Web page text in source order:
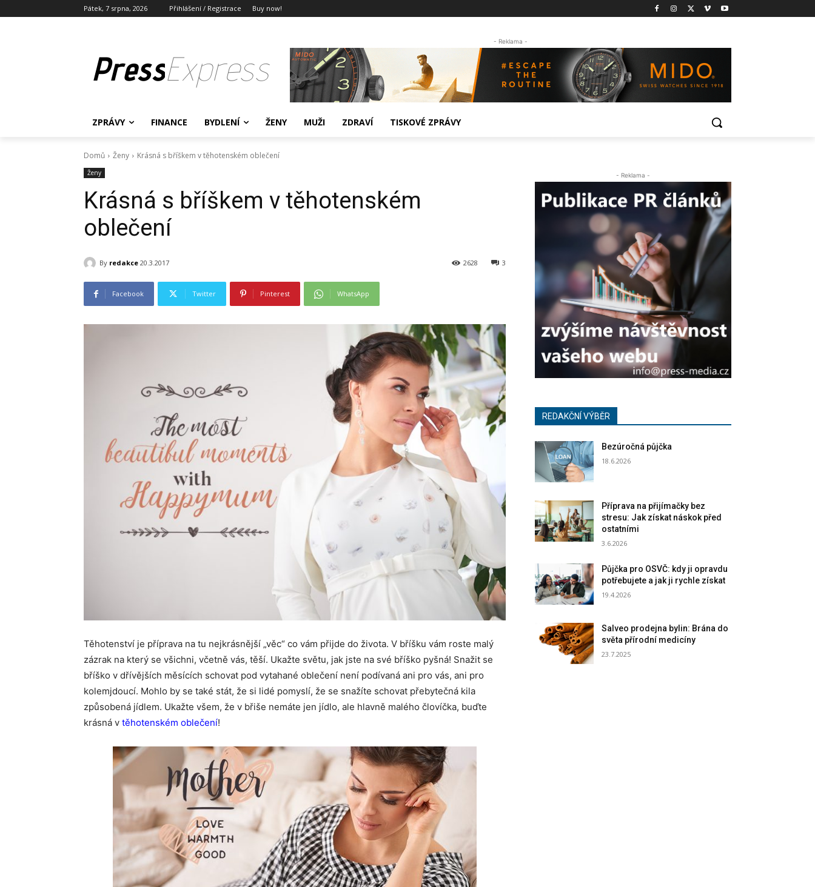
Pátek, 7 srpna, 2026 Přihlášení / Registrace Buy now!
PressExpress
- Reklama -
ZPRÁVY FINANCE BYDLENÍ ŽENY MUŽI ZDRAVÍ TISKOVÉ ZPRÁVY
Domů Ženy Krásná s bříškem v těhotenském oblečení
Ženy
Krásná s bříškem v těhotenském
oblečení
By redakce 20.3.2017 3
2628
Facebook Twitter Pinterest WhatsApp
Těhotenství je příprava na tu nejkrásnější „věc“ co vám přijde do života. V bříšku vám roste malý
zázrak na který se všichni, včetně vás, těší. Ukažte světu, jak jste na své bříško pyšná! Snažit se
bříško v dřívějších měsících schovat pod vytahané oblečení není podívaná ani pro vás, ani pro
kolemjdoucí. Mohlo by se také stát, že si lidé pomyslí, že se snažíte schovat přebytečná kila
způsobená jídlem. Ukažte všem, že v břiše nemáte jen jídlo, ale hlavně malého človíčka, buďte
krásná v těhotenském oblečení!
- Reklama -
REDAKČNÍ VÝBĚR
Bezúročná půjčka
18.6.2026
Příprava na přijímačky bez
stresu: Jak získat náskok před
ostatními
3.6.2026
Půjčka pro OSVČ: kdy ji opravdu
potřebujete a jak ji rychle získat
19.4.2026
Salveo prodejna bylin: Brána do
světa přírodní medicíny
23.7.2025